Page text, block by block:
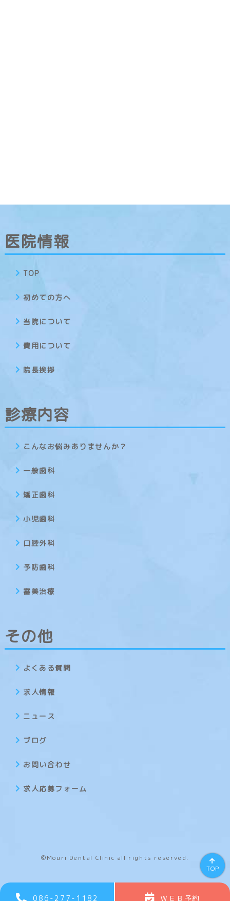
TOP
086-277-1182 ＷＥＢ予約
医院情報
TOP
初めての方へ
当院について
費用について
院長挨拶
診療内容
こんなお悩みありませんか？
一般歯科
矯正歯科
小児歯科
口腔外科
予防歯科
審美治療
その他
よくある質問
求人情報
ニュース
ブログ
お問い合わせ
求人応募フォーム
©Mouri Dental Clinic all rights reserved.